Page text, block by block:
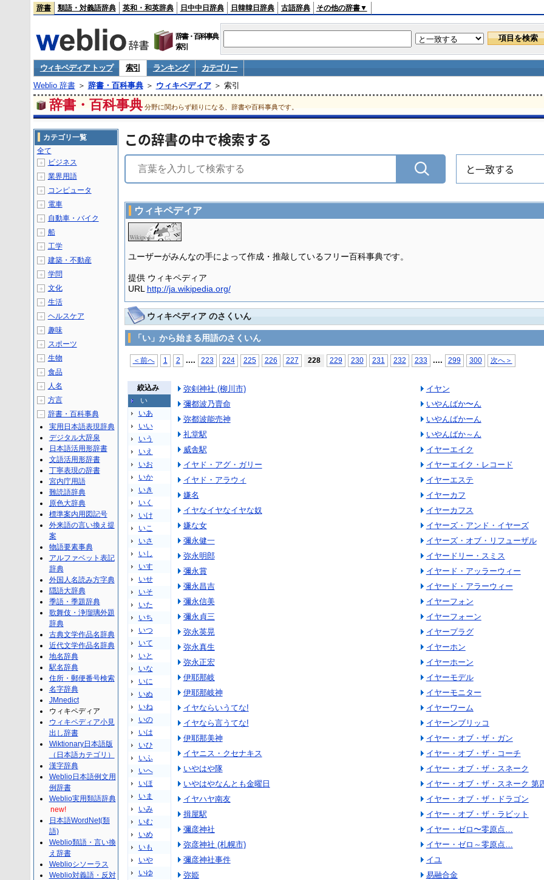
辞書 類語・対義語辞典 英和・和英辞典 日中中日辞典 日韓韓日辞典 古語辞典 その他の辞書▼
辞書・百科事典
索引
ウィキペディア トップ 索引 ランキング
カテゴリー
Weblio 辞書＞ 辞書・百科事典＞ ウィキペディア＞ 索引
辞書・百科事典 分野に関わらず頼りになる、辞書や百科事典です。
この辞書の中で検索する
と一致する
ウィキペディア
ユーザーがみんなの手によって作成・推敲しているフリー百科事典です。
提供 ウィキペディア
URL http://ja.wikipedia.org/
ウィキペディア のさくいん
「い」から始まる用語のさくいん
＜前へ 1 2 .... 223 224 225 226 227 228 229 230 231 232 233 .... 299 300 次へ＞
絞込み
い
いあ
いい
いう
いえ
いお
いか
いき
いく
いけ
いこ
いさ
いし
いす
いせ
いそ
いた
いち
いつ
いて
いと
いな
いに
いぬ
いね
いの
いは
いひ
いふ
いへ
いほ
いま
いみ
いむ
いめ
いも
いや
いゆ
弥剣神社 (柳川市)
彌都波乃賣命
弥都波能売神
礼堂駅
威舎駅
イヤド・アグ・ガリー
イヤド・アラウィ
嫌名
イヤなイヤなイヤな奴
嫌な女
彌永健一
弥永明郎
彌永賞
彌永昌吉
彌永信美
彌永貞三
弥永英晃
弥永真生
弥永正宏
伊耶那岐
伊耶那岐神
イヤならいうてな!
イヤなら言うてな!
伊耶那美神
イヤニス・クセナキス
いやはや隊
いやはやなんとも金曜日
イヤハヤ南友
揖屋駅
彌彦神社
弥彦神社 (札幌市)
彌彦神社事件
弥姫
イヤン
いやんばか〜ん
いやんばかーん
いやんばか～ん
イヤーエイク
イヤーエイク・レコード
イヤーエステ
イヤーカフ
イヤーカフス
イヤーズ・アンド・イヤーズ
イヤーズ・オブ・リフューザル
イヤードリー・スミス
イヤード・アッラーウィー
イヤード・アラーウィー
イヤーフォン
イヤーフォーン
イヤープラグ
イヤーホン
イヤーホーン
イヤーモデル
イヤーモニター
イヤーワーム
イヤーンブリッコ
イヤー・オブ・ザ・ガン
イヤー・オブ・ザ・コーチ
イヤー・オブ・ザ・スネーク
イヤー・オブ・ザ・スネーク 第
イヤー・オブ・ザ・ドラゴン
イヤー・オブ・ザ・ラビット
イヤー・ゼロ〜零原点…
イヤー・ゼロ～零原点…
イユ
易融合金
カテゴリ一覧
全て
＋ ビジネス
＋ 業界用語
＋ コンピュータ
＋ 電車
＋ 自動車・バイク
＋ 船
＋ 工学
＋ 建築・不動産
＋ 学問
＋ 文化
＋ 生活
＋ ヘルスケア
＋ 趣味
＋ スポーツ
＋ 生物
＋ 食品
＋ 人名
＋ 方言
－
辞書・百科事典
実用日本語表現辞典
デジタル大辞泉
日本語活用形辞書
文語活用形辞書
丁寧表現の辞書
宮内庁用語
難読語辞典
原色大辞典
標準案内用図記号
外来語の言い換え提
案
物語要素事典
アルファベット表記
辞典
外国人名読み方字典
隠語大辞典
季語・季題辞典
歌舞伎・浄瑠璃外題
辞典
古典文学作品名辞典
近代文学作品名辞典
地名辞典
駅名辞典
住所・郵便番号検索
名字辞典
JMnedict
ウィキペディア
ウィキペディア小見
出し辞書
Wiktionary日本語版
（日本語カテゴリ）
漢字辞典
Weblio日本語例文用
例辞書
Weblio実用類語辞典
new!
日本語WordNet(類
語)
Weblio類語・言い換
え辞書
Weblioシソーラス
Weblio対義語・反対